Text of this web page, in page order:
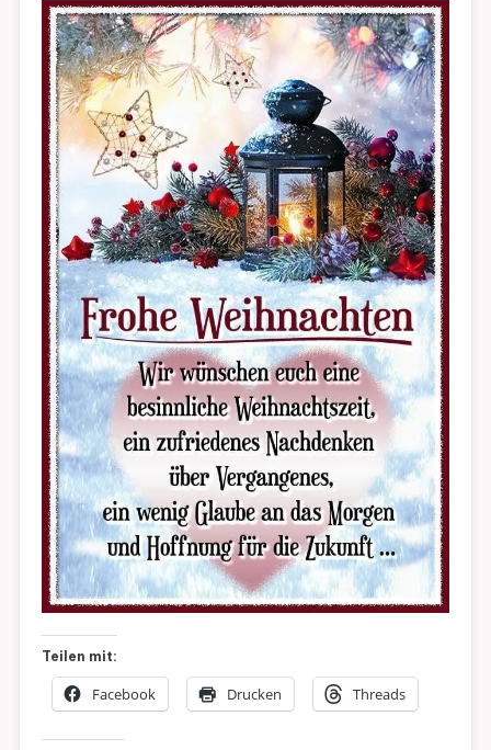
Teilen mit:
Facebook Drucken Threads